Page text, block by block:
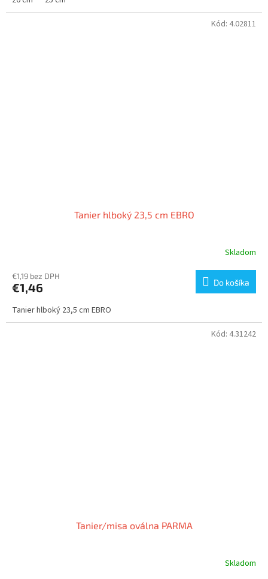
Tanier hlboký 23,5 cm EBRO
Skladom
€1,19 bez DPH
€1,46 Do košíka
Tanier hlboký 23,5 cm EBRO
Kód: 4.02811
Tanier/misa oválna PARMA
Skladom
Kód: 4.31242